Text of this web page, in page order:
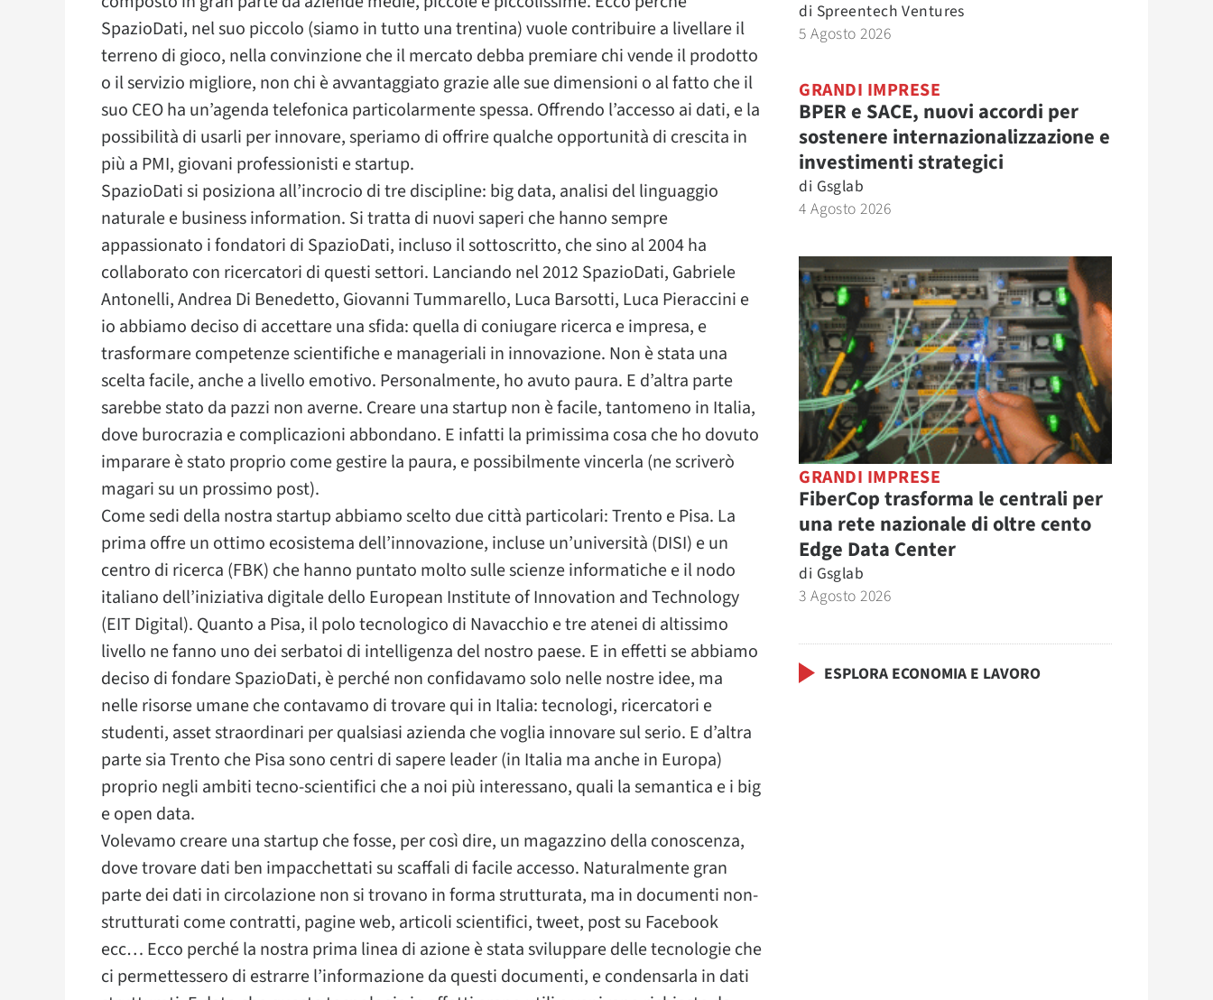
SpazioDati, nel suo piccolo (siamo in tutto una trentina) vuole contribuire a livellare il
terreno di gioco, nella convinzione che il mercato debba premiare chi vende il prodotto
o il servizio migliore, non chi è avvantaggiato grazie alle sue dimensioni o al fatto che il
suo CEO ha un’agenda telefonica particolarmente spessa. Offrendo l’accesso ai dati, e la
possibilità di usarli per innovare, speriamo di offrire qualche opportunità di crescita in
più a PMI, giovani professionisti e startup.
SpazioDati si posiziona all’incrocio di tre discipline: big data, analisi del linguaggio
naturale e business information. Si tratta di nuovi saperi che hanno sempre
appassionato i fondatori di SpazioDati, incluso il sottoscritto, che sino al 2004 ha
collaborato con ricercatori di questi settori. Lanciando nel 2012 SpazioDati, Gabriele
Antonelli, Andrea Di Benedetto, Giovanni Tummarello, Luca Barsotti, Luca Pieraccini e
io abbiamo deciso di accettare una sfida: quella di coniugare ricerca e impresa, e
trasformare competenze scientifiche e manageriali in innovazione. Non è stata una
scelta facile, anche a livello emotivo. Personalmente, ho avuto paura. E d’altra parte
sarebbe stato da pazzi non averne. Creare una startup non è facile, tantomeno in Italia,
dove burocrazia e complicazioni abbondano. E infatti la primissima cosa che ho dovuto
imparare è stato proprio come gestire la paura, e possibilmente vincerla (ne scriverò
magari su un prossimo post).
Come sedi della nostra startup abbiamo scelto due città particolari: Trento e Pisa. La
prima offre un ottimo ecosistema dell’innovazione, incluse un’università (DISI) e un
centro di ricerca (FBK) che hanno puntato molto sulle scienze informatiche e il nodo
italiano dell’iniziativa digitale dello European Institute of Innovation and Technology
(EIT Digital). Quanto a Pisa, il polo tecnologico di Navacchio e tre atenei di altissimo
livello ne fanno uno dei serbatoi di intelligenza del nostro paese. E in effetti se abbiamo
deciso di fondare SpazioDati, è perché non confidavamo solo nelle nostre idee, ma
nelle risorse umane che contavamo di trovare qui in Italia: tecnologi, ricercatori e
studenti, asset straordinari per qualsiasi azienda che voglia innovare sul serio. E d’altra
parte sia Trento che Pisa sono centri di sapere leader (in Italia ma anche in Europa)
proprio negli ambiti tecno-scientifici che a noi più interessano, quali la semantica e i big
e open data.
Volevamo creare una startup che fosse, per così dire, un magazzino della conoscenza,
dove trovare dati ben impacchettati su scaffali di facile accesso. Naturalmente gran
parte dei dati in circolazione non si trovano in forma strutturata, ma in documenti non-
strutturati come contratti, pagine web, articoli scientifici, tweet, post su Facebook
ecc… Ecco perché la nostra prima linea di azione è stata sviluppare delle tecnologie che
ci permettessero di estrarre l’informazione da questi documenti, e condensarla in dati
di Spreentech Ventures
5 Agosto 2026
GRANDI IMPRESE
BPER e SACE, nuovi accordi per
sostenere internazionalizzazione e
investimenti strategici
di Gsglab
4 Agosto 2026
GRANDI IMPRESE
FiberCop trasforma le centrali per
una rete nazionale di oltre cento
Edge Data Center
di Gsglab
3 Agosto 2026
ESPLORA ECONOMIA E LAVORO